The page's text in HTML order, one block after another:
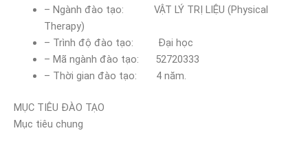
– Ngành đào tạo: VẬT LÝ TRỊ LIỆU (Physical
Therapy)
– Trình độ đào tạo: Đại học
– Mã ngành đào tạo: 52720333
– Thời gian đào tạo: 4 năm.
MỤC TIÊU ĐÀO TẠO
Mục tiêu chung